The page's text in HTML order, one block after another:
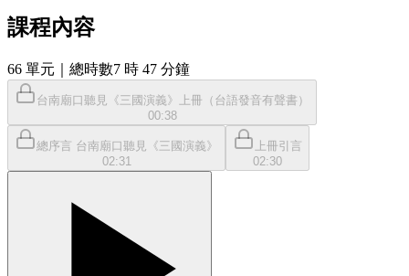
課程內容
66 單元 ｜總時數7 時 47 分鐘
台南廟口聽見《三國演義》上冊（台語發音有聲書）
00:38
總序言 台南廟口聽見《三國演義》
02:31
上冊引言
02:30